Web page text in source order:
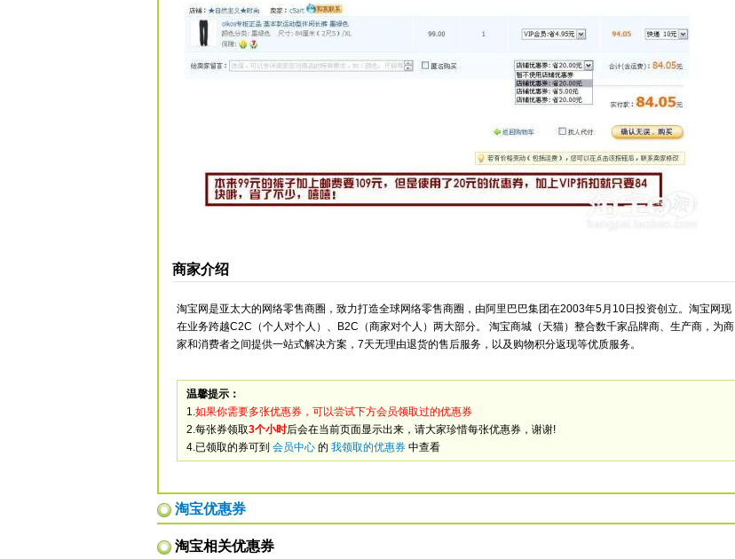
商家介绍
淘宝网是亚太大的网络零售商圈，致力打造全球网络零售商圈，由阿里巴巴集团在2003年5月10日投资创立。淘宝网现
在业务跨越C2C（个人对个人）、B2C（商家对个人）两大部分。 淘宝商城（天猫）整合数千家品牌商、生产商，为商
家和消费者之间提供一站式解决方案，7天无理由退货的售后服务，以及购物积分返现等优质服务。
温馨提示：
1.如果你需要多张优惠券，可以尝试下方会员领取过的优惠券
2.每张券领取3个小时后会在当前页面显示出来，请大家珍惜每张优惠券，谢谢!
4.已领取的券可到 会员中心 的 我领取的优惠券 中查看
淘宝优惠券
淘宝相关优惠券